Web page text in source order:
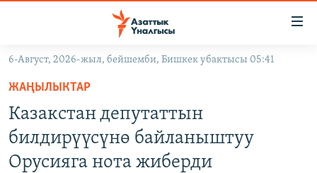
Навигацияга
өтүңүз
Издөөгө
салыңыз
ДҮЙНӨ
УКРАИНА
6-Август, 2026-жыл, бейшемби, Бишкек убактысы 05:41
ЖАҢЫЛЫКТАР
Казакстан депутаттын
билдирүүсүнө байланыштуу
Орусияга нота жиберди